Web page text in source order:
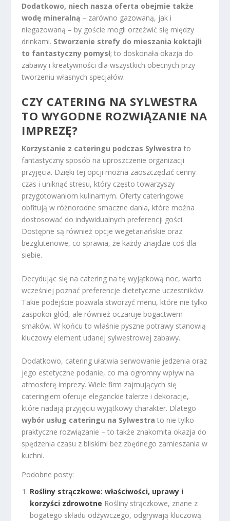
Dodatkowo, niech nasza oferta obejmie także
wodę mineralną – zarówno gazowaną, jak i
niegazowaną – by goście mogli orzeźwić się między
drinkami. Stworzenie strefy do mieszania koktajli
to fantastyczny pomysł; to doskonała okazja do
zabawy i kreatywności dla wszystkich obecnych przy
tworzeniu własnych specjałów.
CZY CATERING NA SYLWESTRA
TO WYGODNE ROZWIĄZANIE NA
IMPREZĘ?
Korzystanie z cateringu podczas Sylwestra to
fantastyczny sposób na uproszczenie organizacji
przyjęcia. Dzięki tej opcji można zaoszczędzić cenny
czas i uniknąć stresu, który często towarzyszy
przygotowaniom kulinarnym. Oferty cateringowe
obfitują w różnorodne smaczne dania, które można
dostosować do indywidualnych preferencji gości.
Dostępne są również opcje wegetariańskie oraz
bezglutenowe, co sprawia, że każdy znajdzie coś dla
siebie.
Decydując się na catering na tę wyjątkową noc, warto
wcześniej poznać preferencje dietetyczne uczestników.
Takie podejście pozwala stworzyć menu, które nie tylko
zaspokoi głód, ale również oczaruje bogactwem
smaków. W końcu to właśnie pyszne potrawy stanowią
kluczowy element udanej sylwestrowej zabawy.
Dodatkowo, catering ułatwia serwowanie jedzenia oraz
jego estetyczne podanie, co ma ogromny wpływ na
atmosferę imprezy. Wiele firm zajmujących się
cateringiem oferuje eleganckie talerze i dekoracje,
które nadają przyjęciu wyjątkowy charakter. Dlatego
wybór usług cateringu na Sylwestra to nie tylko
praktyczne rozwiązanie – to także znakomita okazja do
spędzenia czasu z bliskimi bez zbędnego zamieszania w
kuchni.
Podobne posty:
Rośliny strączkowe: właściwości, uprawy i
korzyści zdrowotne Rośliny strączkowe, znane z
bogatego składu odżywczego, odgrywają kluczową